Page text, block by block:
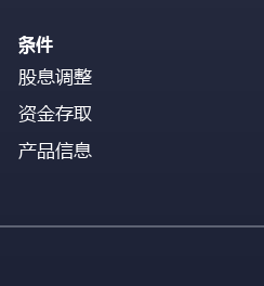
条件
股息调整
资金存取
产品信息